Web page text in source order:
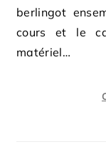
berlingot
cours et le
matériel…